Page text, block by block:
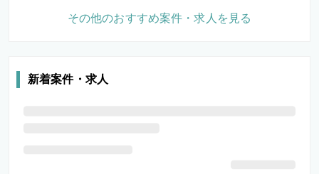
その他のおすすめ案件・求人を見る
新着案件・求人